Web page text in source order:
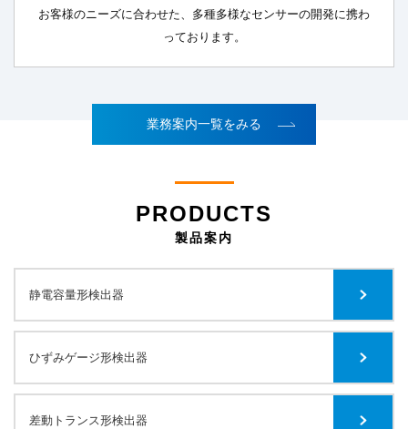
お客様のニーズに合わせた、多種多様なセンサーの開発に携わ
っております。
業務案内一覧をみる
PRODUCTS
製品案内
静電容量形検出器
ひずみゲージ形検出器
差動トランス形検出器